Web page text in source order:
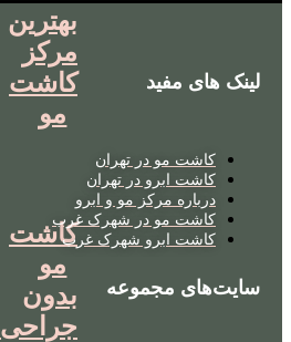
بهترین
مرکز
کاشت
مو
کاشت
مو
بدون
جراحی
لینک های مفید
کاشت مو در تهران
کاشت ابرو در تهران
درباره مرکز مو و ابرو
کاشت مو در شهرک غرب
کاشت ابرو شهرک غرب
سایت‌های مجموعه